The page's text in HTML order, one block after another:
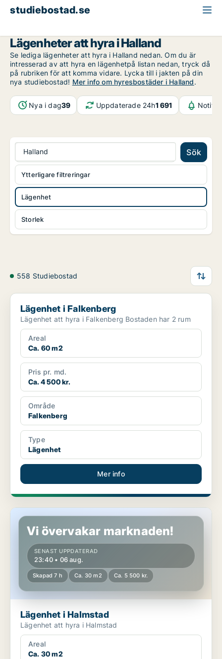
studiebostad.se
Lägenheter att hyra i Halland
Se lediga lägenheter att hyra i Halland nedan. Om du är
intresserad av att hyra en lägenhetpå listan nedan, tryck då
på rubriken för att komma vidare. Lycka till i jakten på din
nya studiebostad! Mer info om hyresbostäder i Halland.
Nya i dag39 Uppdaterade 24h1 691
Halland Sök
Lägenhet
Storlek
Ytterligare filtreringar
558 Studiebostad
Lägenhet i Falkenberg
Lägenhet i Falkenberg
Lägenhet att hyra i Falkenberg Bostaden har 2 rum
Areal
Ca. 60 m2
Pris pr. md.
Ca. 4 500 kr.
Område
Falkenberg
Type
Lägenhet
Mer info
Lägenhet i Halmstad
Vi övervakar marknaden!
SENAST UPPDATERAD
23:40 • 06 aug.
Skapad 7 h Ca. 30 m2 Ca. 5 500 kr.
Lägenhet i Halmstad
Lägenhet att hyra i Halmstad
Areal
Ca. 30 m2